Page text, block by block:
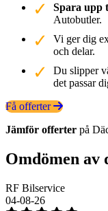
Spara upp
Autobutler.
Vi ger dig
och delar.
Du slipper
det passar
Få offerter
Jämför offerter på
Omdömen av
RF Bilservice
04-08-26